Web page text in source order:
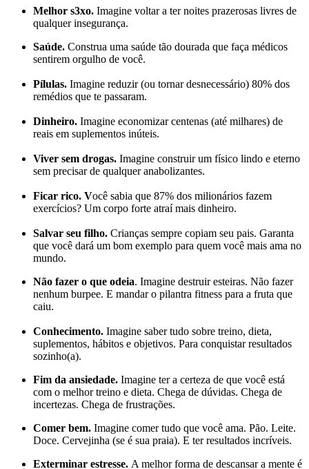
Melhor s3xo. Imagine voltar a ter noites prazerosas livres de
qualquer insegurança.
Saúde. Construa uma saúde tão dourada que faça médicos
sentirem orgulho de você.
Pílulas. Imagine reduzir (ou tornar desnecessário) 80% dos
remédios que te passaram.
Dinheiro. Imagine economizar centenas (até milhares) de
reais em suplementos inúteis.
Viver sem drogas. Imagine construir um físico lindo e eterno
sem precisar de qualquer anabolizantes.
Ficar rico. Você sabia que 87% dos milionários fazem
exercícios? Um corpo forte atraí mais dinheiro.
Salvar seu filho. Crianças sempre copiam seu pais. Garanta
que você dará um bom exemplo para quem você mais ama no
mundo.
Não fazer o que odeia. Imagine destruir esteiras. Não fazer
nenhum burpee. E mandar o pilantra fitness para a fruta que
caiu.
Conhecimento. Imagine saber tudo sobre treino, dieta,
suplementos, hábitos e objetivos. Para conquistar resultados
sozinho(a).
Fim da ansiedade. Imagine ter a certeza de que você está
com o melhor treino e dieta. Chega de dúvidas. Chega de
incertezas. Chega de frustrações.
Comer bem. Imagine comer tudo que você ama. Pão. Leite.
Doce. Cervejinha (se é sua praia). E ter resultados incríveis.
Exterminar estresse. A melhor forma de descansar a mente é